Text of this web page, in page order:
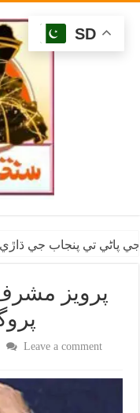
پاڻي تي پنجاب جي ڌاڙي
پرويز
Leave a comment
SD